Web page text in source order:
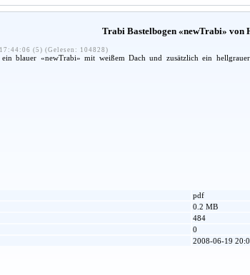
Trabi Bastelbogen «newTrabi» von
(5) (Gelesen: 104828)
blauer «newTrabi» mit weißem Dach und zusätzlich ein
pdf
0.2 MB
484
0
2008-06-19